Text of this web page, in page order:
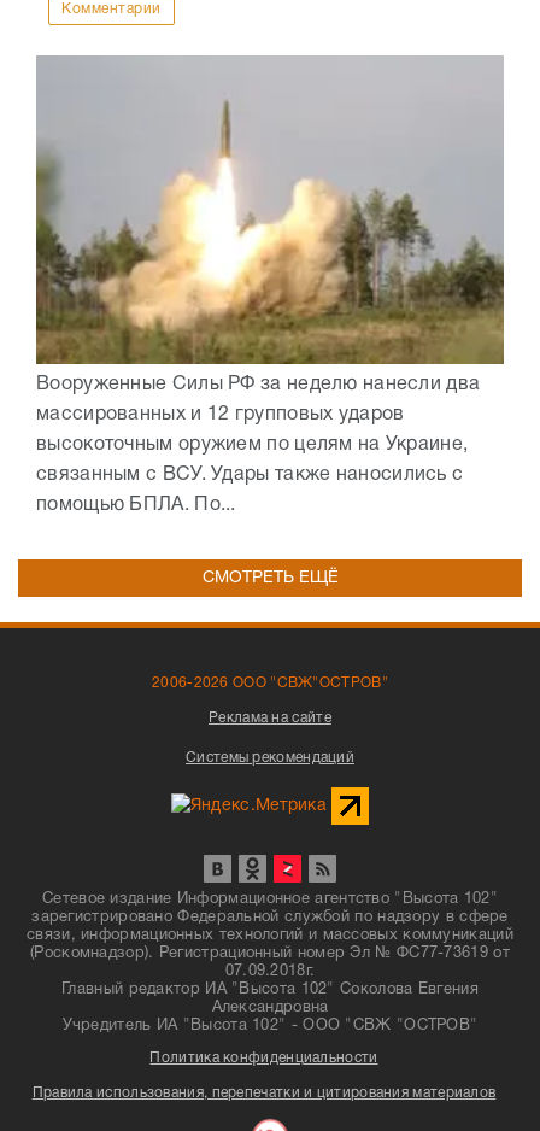
Комментарии
Вооруженные Силы РФ за неделю нанесли два
массированных и 12 групповых ударов
высокоточным оружием по целям на Украине,
связанным с ВСУ. Удары также наносились с
помощью БПЛА. По...
СМОТРЕТЬ ЕЩЁ
2006-2026 ООО "СВЖ"ОСТРОВ"
Реклама на сайте
Системы рекомендаций
Сетевое издание Информационное агентство "Высота 102"
зарегистрировано Федеральной службой по надзору в сфере
связи, информационных технологий и массовых коммуникаций
(Роскомнадзор). Регистрационный номер Эл № ФС77-73619 от
07.09.2018г.
Главный редактор ИА "Высота 102" Соколова Евгения
Александровна
Учредитель ИА "Высота 102" - ООО "СВЖ "ОСТРОВ"
Политика конфиденциальности
Правила использования, перепечатки и цитирования материалов